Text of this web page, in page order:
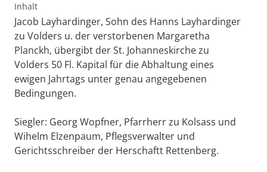
Inhalt
Jacob Layhardinger, Sohn des Hanns Layhardinger
zu Volders u. der verstorbenen Margaretha
Planckh, übergibt der St. Johanneskirche zu
Volders 50 Fl. Kapital für die Abhaltung eines
ewigen Jahrtags unter genau angegebenen
Bedingungen.
Siegler: Georg Wopfner, Pfarrherr zu Kolsass und
Wihelm Elzenpaum, Pflegsverwalter und
Gerichtsschreiber der Herschaftt Rettenberg.